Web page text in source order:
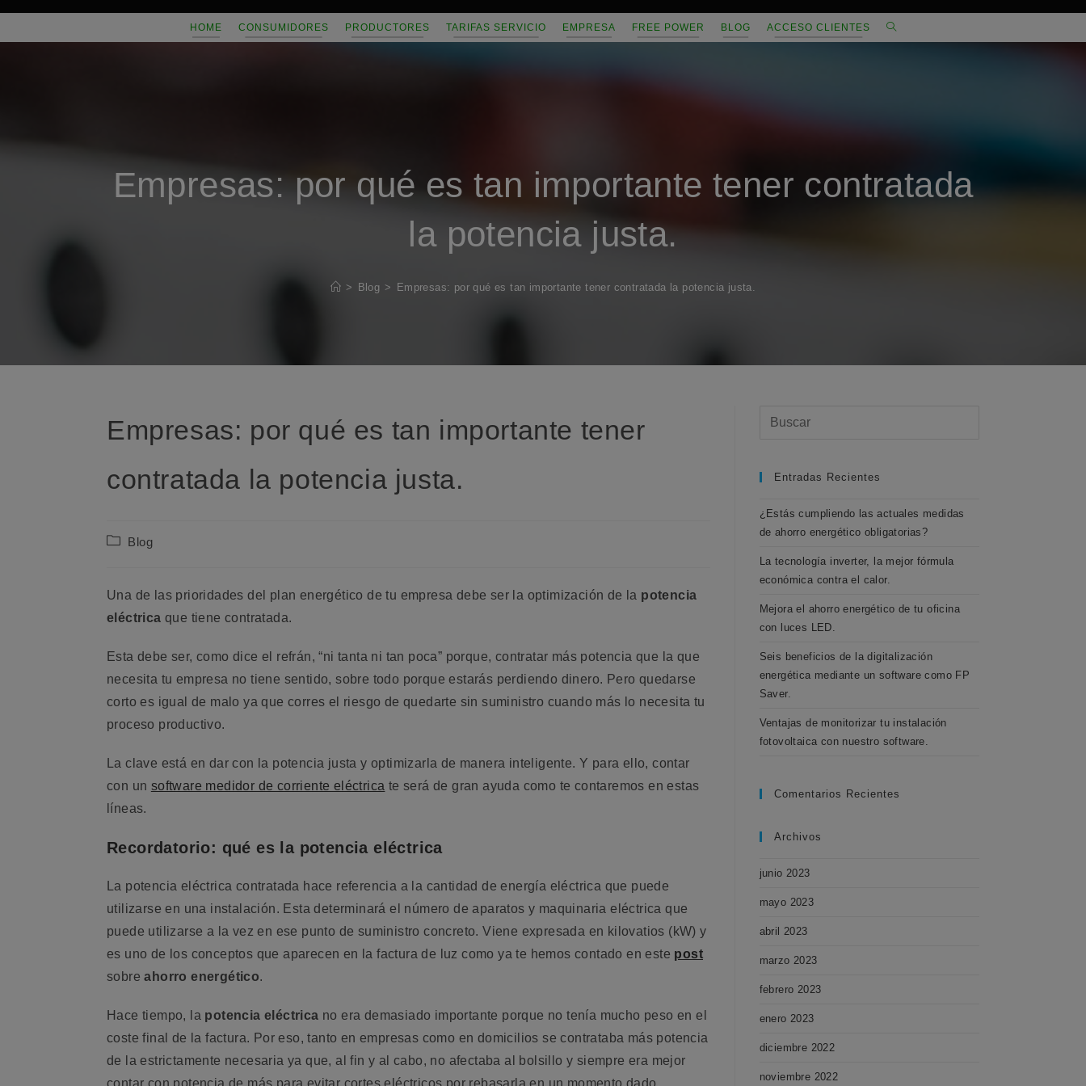
HOME CONSUMIDORES PRODUCTORES TARIFAS SERVICIO EMPRESA FREE POWER BLOG ACCESO CLIENTES ALTERNAR
Empresas: por qué es tan importante tener contratada
la potencia justa.
> Blog > Empresas: por qué es tan importante tener contratada la potencia justa.
Empresas: por qué es tan importante tener
contratada la potencia justa.
Categoría
entrada:
Blog
Una de las prioridades del plan energético de tu empresa debe ser la optimización de la potencia
eléctrica que tiene contratada.
Esta debe ser, como dice el refrán, “ni tanta ni tan poca” porque, contratar más potencia que la que
necesita tu empresa no tiene sentido, sobre todo porque estarás perdiendo dinero. Pero quedarse
corto es igual de malo ya que corres el riesgo de quedarte sin suministro cuando más lo necesita tu
proceso productivo.
La clave está en dar con la potencia justa y optimizarla de manera inteligente. Y para ello, contar
con un software medidor de corriente eléctrica te será de gran ayuda como te contaremos en estas
líneas.
Recordatorio: qué es la potencia eléctrica
La potencia eléctrica contratada hace referencia a la cantidad de energía eléctrica que puede
utilizarse en una instalación. Esta determinará el número de aparatos y maquinaria eléctrica que
puede utilizarse a la vez en ese punto de suministro concreto. Viene expresada en kilovatios (kW) y
es uno de los conceptos que aparecen en la factura de luz como ya te hemos contado en este post
sobreahorro energético.
Hace tiempo, la potencia eléctrica no era demasiado importante porque no tenía mucho peso en el
coste final de la factura. Por eso, tanto en empresas como en domicilios se contrataba más potencia
de la estrictamente necesaria ya que, al fin y al cabo, no afectaba al bolsillo y siempre era mejor
contar con potencia de más para evitar cortes eléctricos por rebasarla en un momento dado.
Entradas Recientes
¿Estás cumpliendo las actuales medidas
de ahorro energético obligatorias?
La tecnología inverter, la mejor fórmula
económica contra el calor.
Mejora el ahorro energético de tu oficina
con luces LED.
Seis beneficios de la digitalización
energética mediante un software como FP
Saver.
Ventajas de monitorizar tu instalación
fotovoltaica con nuestro software.
Comentarios Recientes
Archivos
junio 2023
mayo 2023
abril 2023
marzo 2023
febrero 2023
enero 2023
diciembre 2022
noviembre 2022